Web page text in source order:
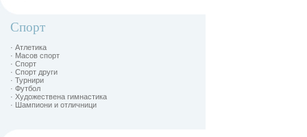
Спорт
· Атлетика
· Масов спорт
· Спорт
· Спорт други
· Турнири
· Футбол
· Художествена гимнастика
· Шампиони и отличници